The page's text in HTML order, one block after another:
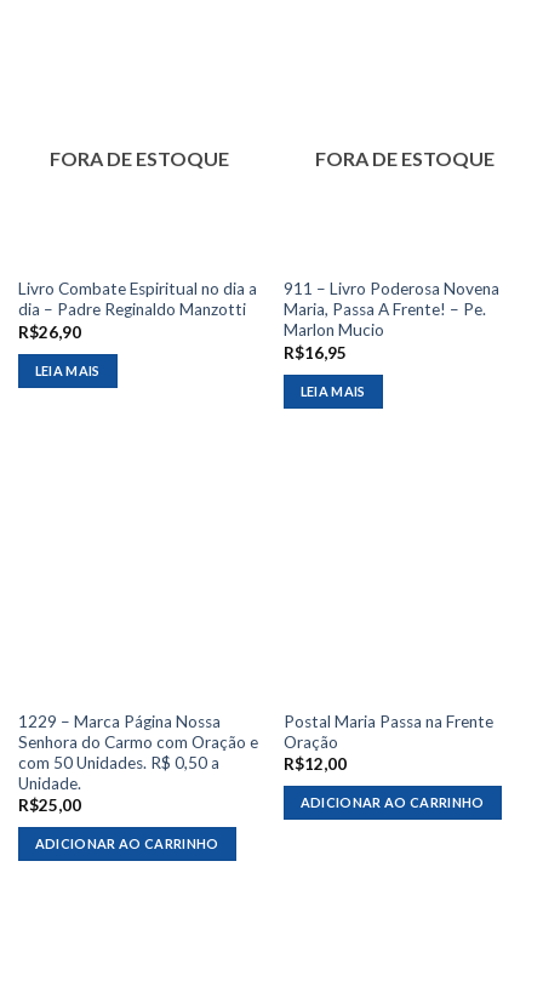
FORA DE ESTOQUE
Livro Combate Espiritual no dia a
dia – Padre Reginaldo Manzotti
R$26,90
LEIA MAIS
FORA DE ESTOQUE
911 – Livro Poderosa Novena
Maria, Passa A Frente! – Pe.
Marlon Mucio
R$16,95
LEIA MAIS
1229 – Marca Página Nossa
Senhora do Carmo com Oração e
com 50 Unidades. R$ 0,50 a
Unidade.
R$25,00
ADICIONAR AO CARRINHO
Postal Maria Passa na Frente
Oração
R$12,00
ADICIONAR AO CARRINHO